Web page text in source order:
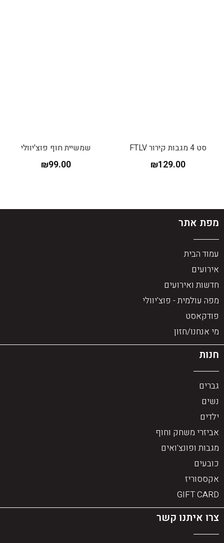
סט 4 מגבות קירור FTLV
₪129.00
שמשיית חוף פוצ'יוולי
₪99.00
מפת אתר
עמוד הבית
אירועים
חדשות ואירועים
מפה עולמית - פוצ'יוולי
פודקאסט
מי אנחנו/חזון
חנות
גברים
נשים
ילדים
אביזרי משחק וחוף
מגבות ופונצ'ואים
כובעים
אקססוריז
GIFT CARD
צרו איתנו קשר